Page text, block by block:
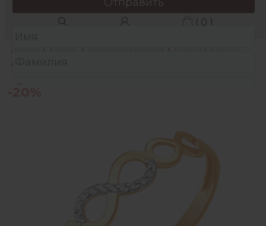
( 0 )
/ / / /
/
Защита от автоматических сообщений